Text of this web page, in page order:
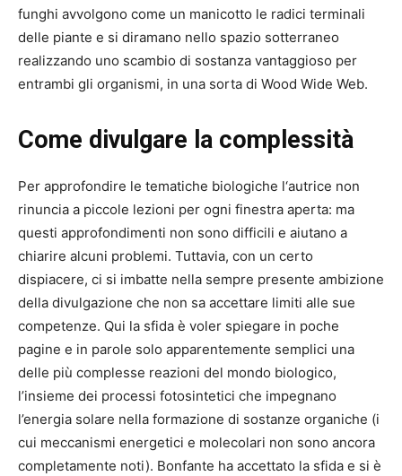
funghi avvolgono come un manicotto le radici terminali
delle piante e si diramano nello spazio sotterraneo
realizzando uno scambio di sostanza vantaggioso per
entrambi gli organismi, in una sorta di Wood Wide Web.
Come divulgare la complessità
Per approfondire le tematiche biologiche l‘autrice non
rinuncia a piccole lezioni per ogni finestra aperta: ma
questi approfondimenti non sono difficili e aiutano a
chiarire alcuni problemi. Tuttavia, con un certo
dispiacere, ci si imbatte nella sempre presente ambizione
della divulgazione che non sa accettare limiti alle sue
competenze. Qui la sfida è voler spiegare in poche
pagine e in parole solo apparentemente semplici una
delle più complesse reazioni del mondo biologico,
l’insieme dei processi fotosintetici che impegnano
l’energia solare nella formazione di sostanze organiche (i
cui meccanismi energetici e molecolari non sono ancora
completamente noti). Bonfante ha accettato la sfida e si è